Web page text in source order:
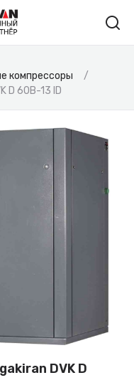
компрессоры
D 60B-13 ID
DVK D